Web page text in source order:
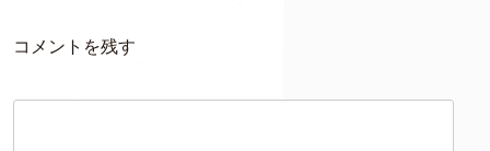
コメントを残す